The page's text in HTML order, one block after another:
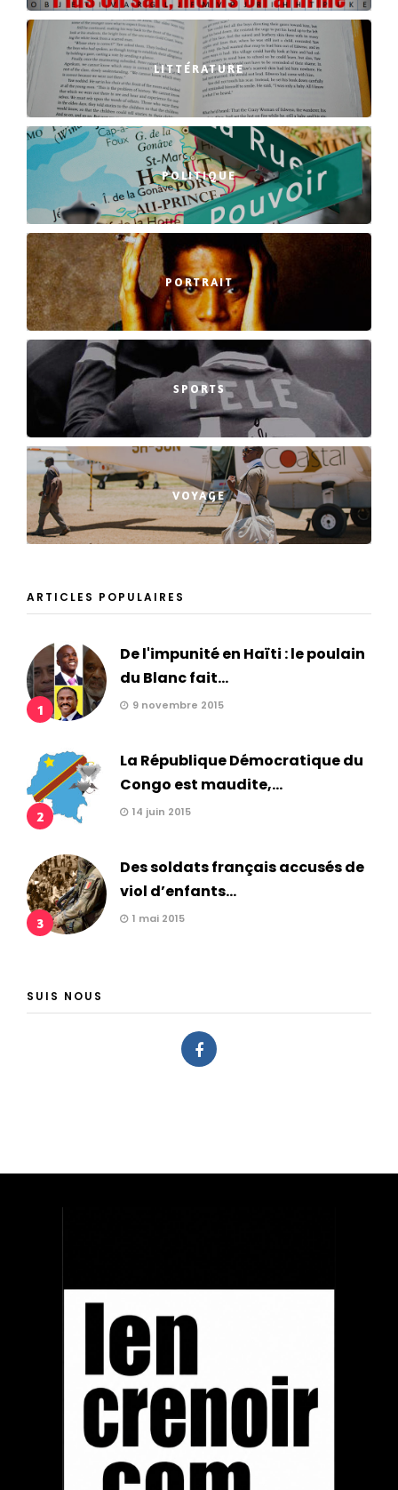
LITTÉRATURE
POLITIQUE
PORTRAIT
SPORTS
VOYAGE
ARTICLES POPULAIRES
1
De l'impunité en Haïti : le poulain
du Blanc fait...
9 novembre 2015
2
La République Démocratique du
Congo est maudite,...
14 juin 2015
3
Des soldats français accusés de
viol d’enfants...
1 mai 2015
SUIS NOUS